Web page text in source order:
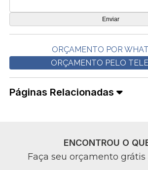
ORÇAMENTO POR
ORÇAMENTO PELO
Páginas Relacionadas
ENCONTROU O
Faça seu orçamento